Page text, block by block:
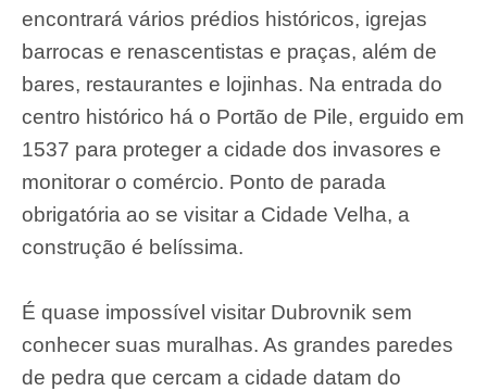
encontrará vários prédios históricos, igrejas
barrocas e renascentistas e praças, além de
bares, restaurantes e lojinhas. Na entrada do
centro histórico há o Portão de Pile, erguido em
1537 para proteger a cidade dos invasores e
monitorar o comércio. Ponto de parada
obrigatória ao se visitar a Cidade Velha, a
construção é belíssima.
É quase impossível visitar Dubrovnik sem
conhecer suas muralhas. As grandes paredes
de pedra que cercam a cidade datam do